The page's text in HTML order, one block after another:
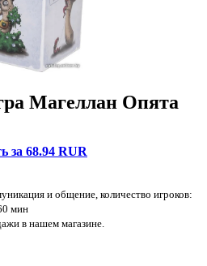
Магеллан Опята
за 68.94 RUR
и общение, количество игроков:
мин
в нашем магазине.